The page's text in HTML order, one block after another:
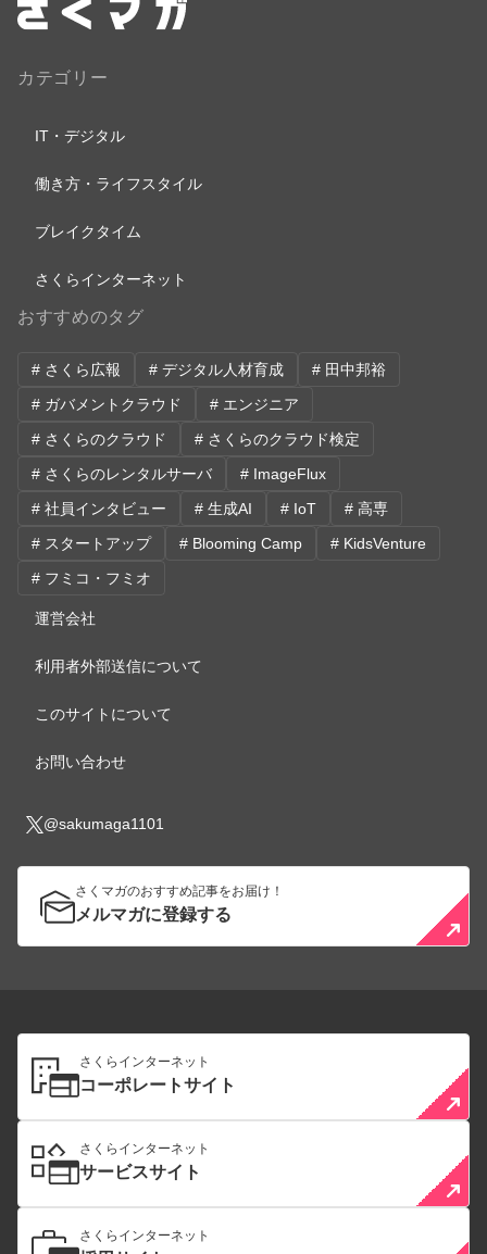
運営会社
利用者外部送信について
このサイトについて
お問い合わせ
@sakumaga1101
さくマガのおすすめ記事をお届け！
メルマガに登録する
カテゴリー
IT・デジタル
働き方・ライフスタイル
ブレイクタイム
さくらインターネット
おすすめのタグ
# さくら広報 # デジタル人材育成
# 田中邦裕
# ガバメントクラウド
# エンジニア
# さくらのクラウド
# さくらのクラウド検定
# さくらのレンタルサーバ
# ImageFlux
# 社員インタビュー
# 生成AI # IoT
# 高専
# スタートアップ
# Blooming Camp
# KidsVenture
# フミコ・フミオ
さくらインターネット
コーポレートサイト
さくらインターネット
サービスサイト
さくらインターネット